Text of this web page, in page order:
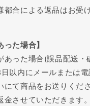
都合による返品はお受
った場合】
あった場合(誤品配送・
以内にメールまたは
にて商品をお送りくだ
金させていただきます。